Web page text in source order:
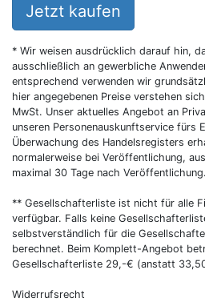
Jetzt kaufen
* Wir weisen ausdrücklich darauf hin,
ausschließlich an gewerbliche
entsprechend verwenden wir
hier angegebenen Preise verstehen
MwSt. Unser aktuelles Angebot an
unseren Personenauskunftservice fürs
Überwachung des Handelsregisters
normalerweise bei Veröffentlichung,
maximal 30 Tage nach Veröffentlichung.
** Gesellschafterliste ist nicht für alle
verfügbar. Falls keine
selbstverständlich für die
berechnet. Beim Komplett-Angebot
Gesellschafterliste 29,-€ (anstatt
Widerrufsrecht